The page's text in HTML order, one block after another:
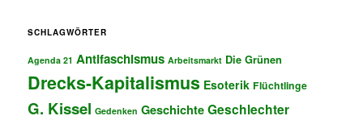
h
i
v
e
SCHLAGWÖRTER
Agenda 21 Antifaschismus Arbeitsmarkt Die Grünen
Drecks-Kapitalismus Esoterik Flüchtlinge
G. Kissel Gedenken GeschichteGeschlechter